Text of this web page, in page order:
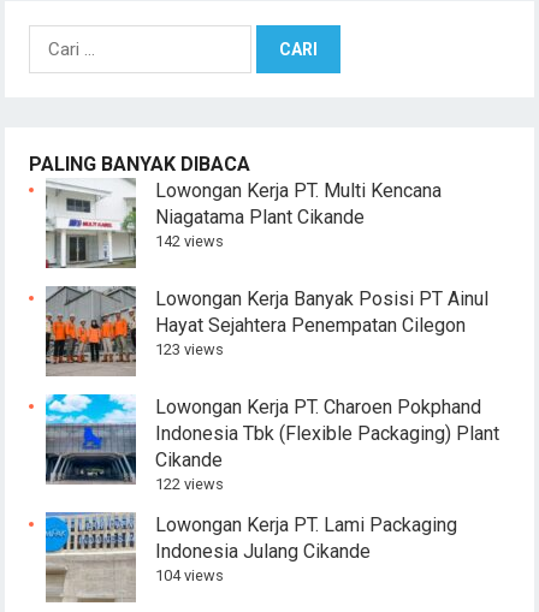
Cari
untuk:
PALING BANYAK DIBACA
Lowongan Kerja PT. Multi Kencana
Niagatama Plant Cikande
142 views
Lowongan Kerja Banyak Posisi PT Ainul
Hayat Sejahtera Penempatan Cilegon
123 views
Lowongan Kerja PT. Charoen Pokphand
Indonesia Tbk (Flexible Packaging) Plant
Cikande
122 views
Lowongan Kerja PT. Lami Packaging
Indonesia Julang Cikande
104 views